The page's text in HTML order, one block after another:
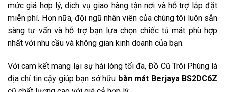
mức giá hợp lý, dịch vụ giao hàng tận nơi và hỗ trợ lắp đặt
miễn phí. Hơn nữa, đội ngũ nhân viên của chúng tôi luôn sẵn
sàng tư vấn và hỗ trợ bạn lựa chọn chiếc tủ mát phù hợp
nhất với nhu cầu và không gian kinh doanh của bạn.
Với cam kết mang lại sự hài lòng tối đa, Đồ Cũ Trôi Phùng là
địa chỉ tin cậy giúp bạn sở hữu bàn mát Berjaya BS2DC6Z